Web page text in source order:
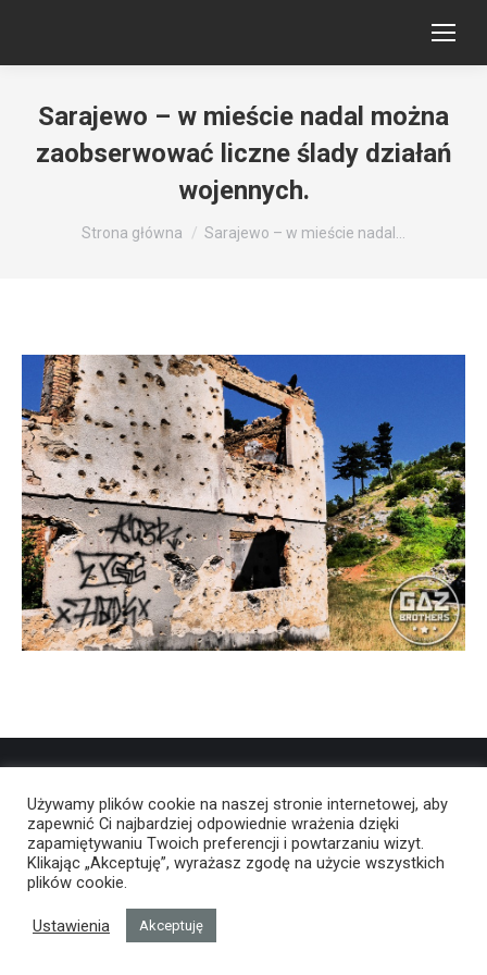
Sarajewo – w mieście nadal można
zaobserwować liczne ślady działań
wojennych.
Jesteś tutaj:
Strona główna Sarajewo – w mieście nadal…
Używamy plików cookie na naszej stronie internetowej, aby
zapewnić Ci najbardziej odpowiednie wrażenia dzięki
zapamiętywaniu Twoich preferencji i powtarzaniu wizyt.
Klikając „Akceptuję”, wyrażasz zgodę na użycie wszystkich
plików cookie.
Ustawienia Akceptuję